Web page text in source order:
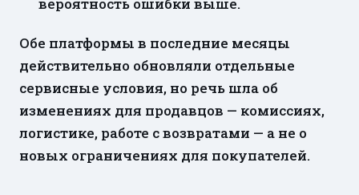
Обе платформы в последние месяцы
действительно обновляли отдельные
сервисные условия, но речь шла об
изменениях для продавцов — комиссиях,
логистике, работе с возвратами — а не о
новых ограничениях для покупателей.